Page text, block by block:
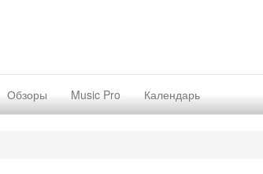
Обзоры Music Pro Календарь